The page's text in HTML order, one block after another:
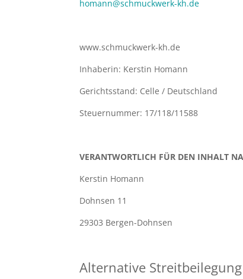
homann@schmuckwerk-kh.de
www.schmuckwerk-kh.de
Inhaberin: Kerstin Homann
Gerichtsstand: Celle / Deutschland
Steuernummer: 17/118/11588
VERANTWORTLICH FÜR DEN INHALT
Kerstin Homann
Dohnsen 11
29303 Bergen-Dohnsen
Alternative Streitbeilegung